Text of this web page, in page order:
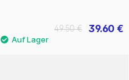
39.60 €
49.50 €